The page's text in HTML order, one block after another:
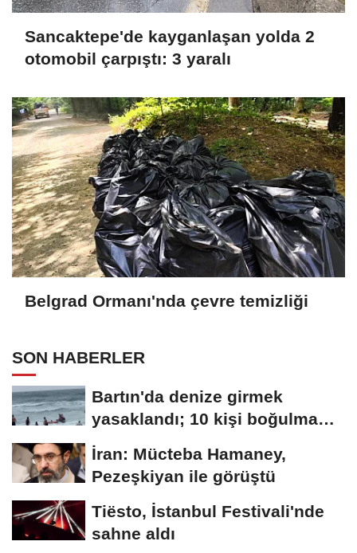
Sancaktepe'de kayganlaşan yolda 2
otomobil çarpıştı: 3 yaralı
Belgrad Ormanı'nda çevre temizliği
SON HABERLER
Bartın'da denize girmek
yasaklandı; 10 kişi boğulma
tehlikesi...
İran: Mücteba Hamaney,
Pezeşkiyan ile görüştü
Tiësto, İstanbul Festivali'nde
sahne aldı